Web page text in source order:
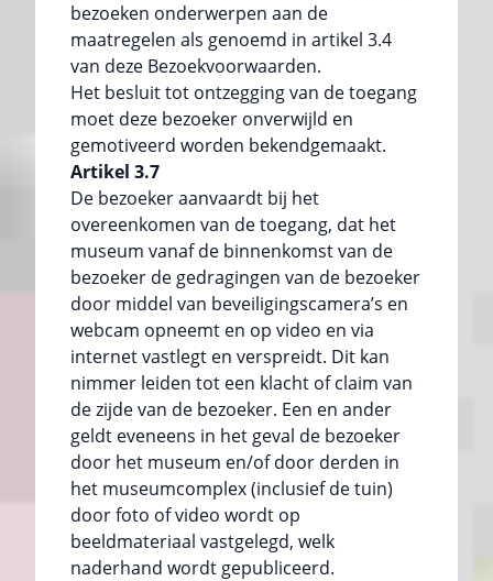
bezoeken onderwerpen aan de
maatregelen als genoemd in artikel 3.4
van deze Bezoekvoorwaarden.
Het besluit tot ontzegging van de toegang
moet deze bezoeker onverwijld en
gemotiveerd worden bekendgemaakt.
Artikel 3.7
De bezoeker aanvaardt bij het
overeenkomen van de toegang, dat het
museum vanaf de binnenkomst van de
bezoeker de gedragingen van de bezoeker
door middel van beveiligingscamera’s en
webcam opneemt en op video en via
internet vastlegt en verspreidt. Dit kan
nimmer leiden tot een klacht of claim van
de zijde van de bezoeker. Een en ander
geldt eveneens in het geval de bezoeker
door het museum en/of door derden in
het museumcomplex (inclusief de tuin)
door foto of video wordt op
beeldmateriaal vastgelegd, welk
naderhand wordt gepubliceerd.